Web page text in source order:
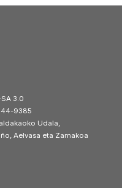
3.0
9385
Udala,
Aelvasa eta Zamakoa